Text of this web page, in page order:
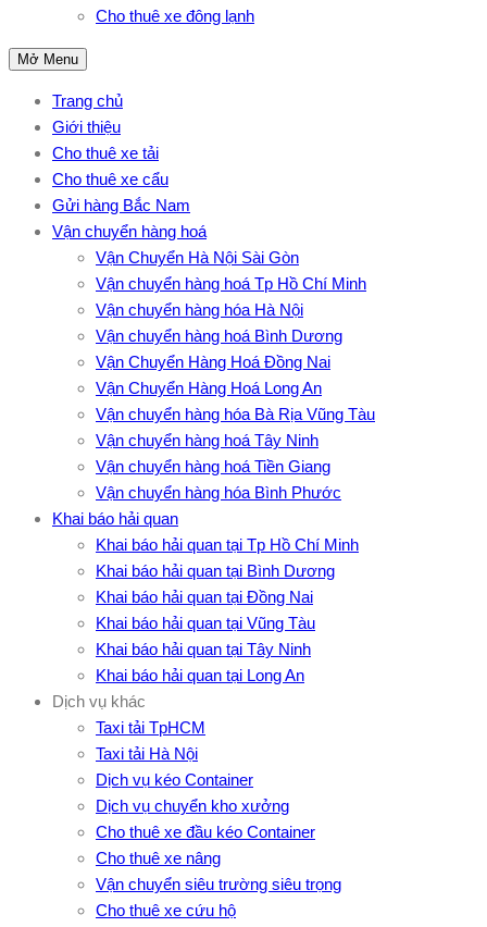
Cho thuê xe đông lạnh
Mở Menu
Trang chủ
Giới thiệu
Cho thuê xe tải
Cho thuê xe cẩu
Gửi hàng Bắc Nam
Vận chuyển hàng hoá
Vận Chuyển Hà Nội Sài Gòn
Vận chuyển hàng hoá Tp Hồ Chí Minh
Vận chuyển hàng hóa Hà Nội
Vận chuyển hàng hoá Bình Dương
Vận Chuyển Hàng Hoá Đồng Nai
Vận Chuyển Hàng Hoá Long An
Vận chuyển hàng hóa Bà Rịa Vũng Tàu
Vận chuyển hàng hoá Tây Ninh
Vận chuyển hàng hoá Tiền Giang
Vận chuyển hàng hóa Bình Phước
Khai báo hải quan
Khai báo hải quan tại Tp Hồ Chí Minh
Khai báo hải quan tại Bình Dương
Khai báo hải quan tại Đồng Nai
Khai báo hải quan tại Vũng Tàu
Khai báo hải quan tại Tây Ninh
Khai báo hải quan tại Long An
Dịch vụ khác
Taxi tải TpHCM
Taxi tải Hà Nội
Dịch vụ kéo Container
Dịch vụ chuyển kho xưởng
Cho thuê xe đầu kéo Container
Cho thuê xe nâng
Vận chuyển siêu trường siêu trọng
Cho thuê xe cứu hộ